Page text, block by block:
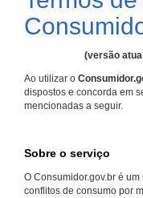
(versão
Ao utilizar o
dispostos e concorda em
mencionadas a seguir.
Sobre o serviço
O Consumidor.gov.br é
conflitos de consumo por